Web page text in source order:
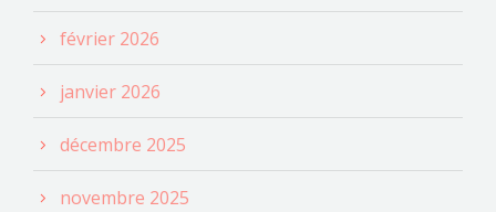
février 2026
janvier 2026
décembre 2025
novembre 2025